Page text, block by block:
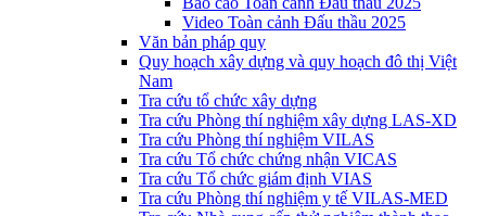
Video Toàn cảnh Đấu thầu 2025
Văn bản pháp quy
Quy hoạch xây dựng và quy hoạch đô thị Việt
Nam
Tra cứu tổ chức xây dựng
Tra cứu Phòng thí nghiệm xây dựng LAS-XD
Tra cứu Phòng thí nghiệm VILAS
Tra cứu Tổ chức chứng nhận VICAS
Tra cứu Tổ chức giám định VIAS
Tra cứu Phòng thí nghiệm y tế VILAS-MED